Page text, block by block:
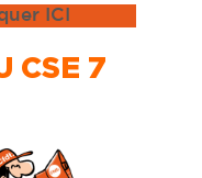
ICI
CSE 7